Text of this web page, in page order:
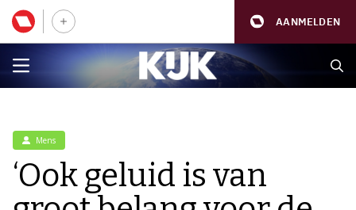
AANMELDEN
Mens
‘Ook geluid is van